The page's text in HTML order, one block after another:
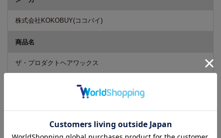
株式会社KOKOBUY(ココバイ)
商品名
ザ・プロダクトヘアワックス